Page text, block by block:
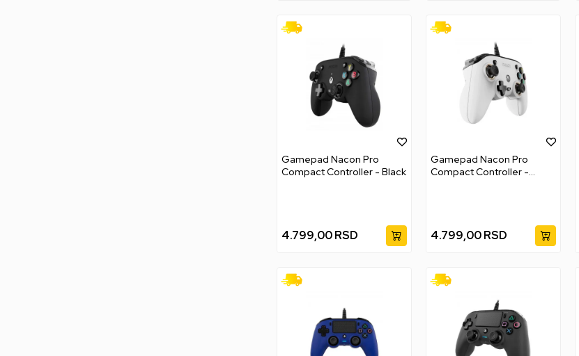
Gamepad Nacon Pro
Compact Controller - Black
4.799,00RSD
Gamepad Nacon Pro
Compact Controller -
4.799,00 RSD